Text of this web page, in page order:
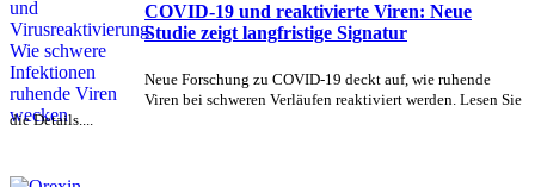
COVID-19 und reaktivierte Viren: Neue
Studie zeigt langfristige Signatur
Neue Forschung zu COVID-19 deckt auf, wie ruhende
Viren bei schweren Verläufen reaktiviert werden. Lesen Sie
die Details....